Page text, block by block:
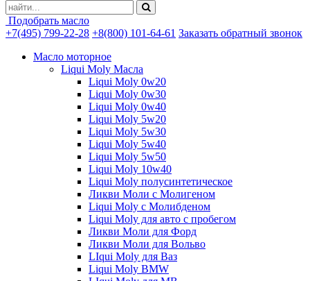
Подобрать масло
+7(495) 799-22-28 +8(800) 101-64-61 Заказать обратный звонок
Масло моторное
Liqui Moly Масла
Liqui Moly 0w20
Liqui Moly 0w30
Liqui Moly 0w40
Liqui Moly 5w20
Liqui Moly 5w30
Liqui Moly 5w40
Liqui Moly 5w50
Liqui Moly 10w40
Liqui Moly полусинтетическое
Ликви Моли с Молигеном
Liqui Moly с Молибденом
Liqui Moly для авто с пробегом
Ликви Моли для Форд
Ликви Моли для Вольво
LIqui Moly для Ваз
Liqui Moly BMW